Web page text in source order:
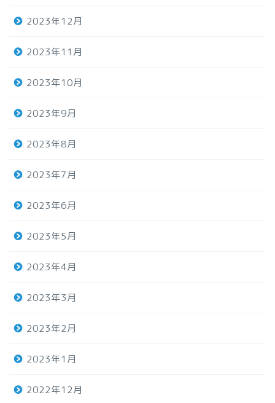
2023年12月
2023年11月
2023年10月
2023年9月
2023年8月
2023年7月
2023年6月
2023年5月
2023年4月
2023年3月
2023年2月
2023年1月
2022年12月